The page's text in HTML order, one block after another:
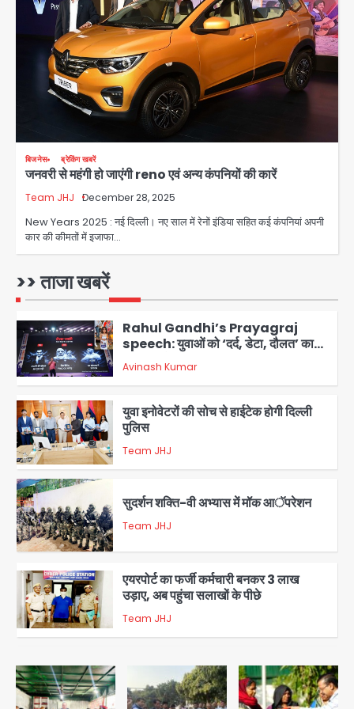
बिजनेस ब्रेकिंग खबरें
जनवरी से महंगी हो जाएंगी reno एवं अन्‍य कंपनियों की कारें
Team JHJ December 28, 2025
New Years 2025 : नई दिल्‍ली। नए साल में रेनों इंडिया सहित कई कंपनियां अपनी
कार की कीमतों में इजाफा…
>> ताजा खबरें
पुलिस
Team JHJ
सुदर्शन शक्ति-वी अभ्यास में मॉक आॅपरेशन
Team JHJ
उड़ाए, अब पहुंचा सलाखों के पीछे
Team JHJ
1
साल की मेड ने की खुदकुशी, शरीर पर नहीं मिली
2
Rahul Gandhi’s Prayagraj
speech: युवाओं को ‘दर्द, डेटा, दौलत’ का
संदेश, बीजेपी का वार
Avinash Kumar
3
युवा इनोवेटरों की सोच से हाईटेक होगी दिल्ली
पुलिस
Team JHJ
4
सुदर्शन शक्ति-वी अभ्यास में मॉक आॅपरेशन
Team JHJ
5
एयरपोर्ट का फर्जी कर्मचारी बनकर 3 लाख
उड़ाए, अब पहुंचा सलाखों के पीछे
Team JHJ
Noida Sector-49: सेक्टर-49 में 18
साल की मेड ने की खुदकुशी, शरीर पर नहीं मिली
कोई बाहरी
Avinash Kumar